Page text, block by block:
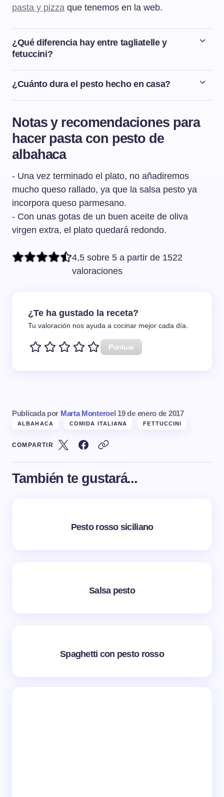
pasta y pizza que tenemos en la web.
¿Qué diferencia hay entre tagliatelle y
fetuccini?
La diferencia entre los tagliatelle (tallarines) y los
fettuccini es que que los dos son fideos planos y largos
parecido al spaguetti pero en vez de circular, es plano.
¿Cuánto dura el pesto hecho en casa?
La salsa pesto dura bien guardada en la nevera dentro
Notas y recomendaciones para
hacer pasta con pesto de
albahaca
- Una vez terminado el plato, no añadiremos
mucho queso rallado, ya que la salsa pesto ya
incorpora queso parmesano.
- Con unas gotas de un buen aceite de oliva
virgen extra, el plato quedará redondo.
4,5 sobre 5 a partir de 1522
valoraciones
¿Te ha gustado la receta?
Tu valoración nos ayuda a cocinar mejor cada día.
Puntuar
Publicada por Marta Monteroel 19 de enero de 2017
ALBAHACA COMIDA ITALIANA FETTUCCINI
COMPARTIR
También te gustará...
Pesto rosso siciliano
Salsa pesto
Spaghetti con pesto rosso